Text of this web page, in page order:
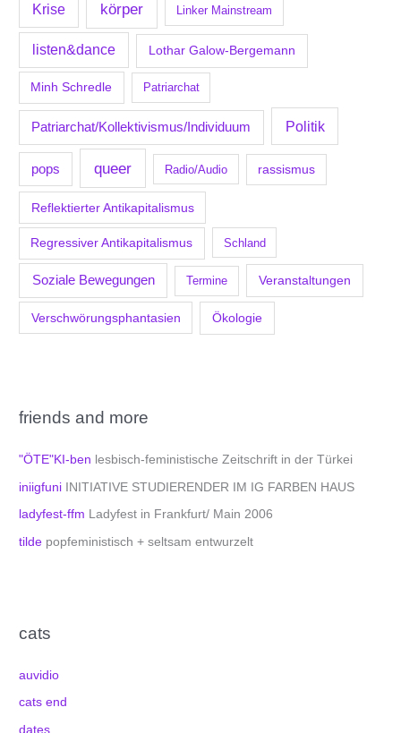
Krise körper Linker Mainstream
listen&dance Lothar Galow-Bergemann
Minh Schredle Patriarchat
Patriarchat/Kollektivismus/Individuum Politik
pops queer Radio/Audio rassismus
Reflektierter Antikapitalismus
Regressiver Antikapitalismus Schland
Soziale Bewegungen Termine Veranstaltungen
Verschwörungsphantasien Ökologie
friends and more
"ÖTE"KI-ben lesbisch-feministische Zeitschrift in der Türkei
iniigfuni INITIATIVE STUDIERENDER IM IG FARBEN HAUS
ladyfest-ffm Ladyfest in Frankfurt/ Main 2006
tilde popfeministisch + seltsam entwurzelt
cats
auvidio
cats end
dates